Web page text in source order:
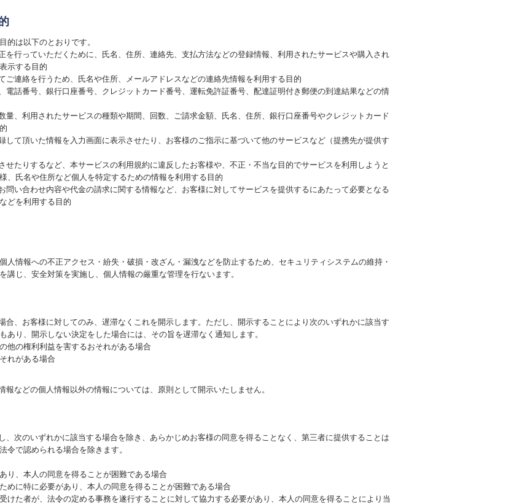
的は以下のとおりです。
を行っていただくために、氏名、住所、連絡先、支払方法などの登録情報、利用されたサービスや購入され
示する目的
ご連絡を行うため、氏名や住所、メールアドレスなどの連絡先情報を利用する目的
電話番号、銀行口座番号、クレジットカード番号、運転免許証番号、配達証明付き郵便の到達結果などの情
、利用されたサービスの種類や期間、回数、ご請求金額、氏名、住所、銀行口座番号やクレジットカード
して頂いた情報を入力画面に表示させたり、お客様のご指示に基づいて他のサービスなど（提携先が提供す
たりするなど、本サービスの利用規約に違反したお客様や、不正・不当な目的でサービスを利用しようと
、氏名や住所など個人を特定するための情報を利用する目的
問い合わせ内容や代金の請求に関する情報など、お客様に対してサービスを提供するにあたって必要となる
どを利用する目的
人情報への不正アクセス・紛失・破損・改ざん・漏洩などを防止するため、セキュリティシステムの維持・
講じ、安全対策を実施し、個人情報の厳重な管理を行ないます。
合、お客様に対してのみ、遅滞なくこれを開示します。ただし、開示することにより次のいずれかに該当す
あり、開示しない決定をした場合には、その旨を遅滞なく通知します。
他の権利利益を害するおそれがある場合
れがある場合
などの個人情報以外の情報については、原則として開示いたしません。
、次のいずれかに該当する場合を除き、あらかじめお客様の同意を得ることなく、第三者に提供することは
令で認められる場合を除きます。
り、本人の同意を得ることが困難である場合
めに特に必要があり、本人の同意を得ることが困難である場合
けた者が、法令の定める事務を遂行することに対して協力する必要があり、本人の同意を得ることにより当